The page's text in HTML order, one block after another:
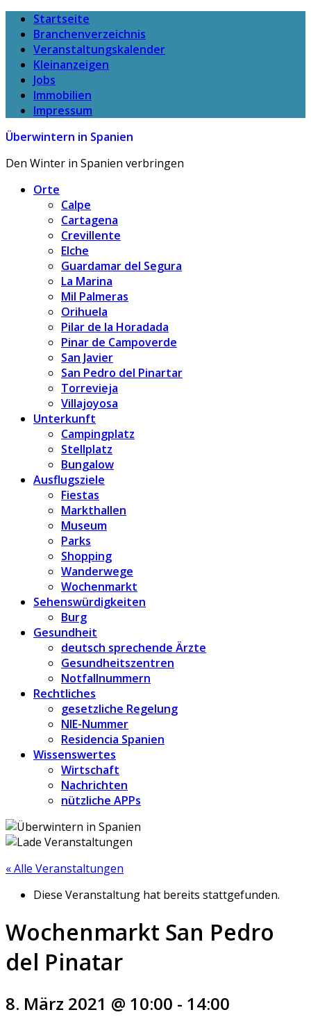
Startseite
Branchenverzeichnis
Veranstaltungskalender
Kleinanzeigen
Jobs
Immobilien
Impressum
Überwintern in Spanien
Den Winter in Spanien verbringen
Orte
Calpe
Cartagena
Crevillente
Elche
Guardamar del Segura
La Marina
Mil Palmeras
Orihuela
Pilar de la Horadada
Pinar de Campoverde
San Javier
San Pedro del Pinartar
Torrevieja
Villajoyosa
Unterkunft
Campingplatz
Stellplatz
Bungalow
Ausflugsziele
Fiestas
Markthallen
Museum
Parks
Shopping
Wanderwege
Wochenmarkt
Sehenswürdigkeiten
Burg
Gesundheit
deutsch sprechende Ärzte
Gesundheitszentren
Notfallnummern
Rechtliches
gesetzliche Regelung
NIE-Nummer
Residencia Spanien
Wissenswertes
Wirtschaft
Nachrichten
nützliche APPs
« Alle Veranstaltungen
Diese Veranstaltung hat bereits stattgefunden.
Wochenmarkt San Pedro
del Pinatar
8. März 2021 @ 10:00 - 14:00